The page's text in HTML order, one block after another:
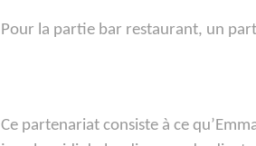
Pour la partie bar restaurant, un
Ce partenariat consiste à ce